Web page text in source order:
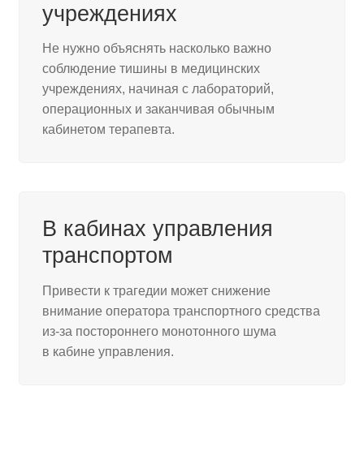
учреждениях
Не нужно объяснять насколько важно
соблюдение тишины в медицинских
учреждениях, начиная с лабораторий,
операционных и заканчивая обычным
кабинетом терапевта.
В кабинах управления
транспортом
Привести к трагедии может снижение
внимание оператора транспортного средства
из-за постороннего монотонного шума
в кабине управления.